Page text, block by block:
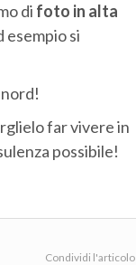
di foto in alta
esempio si
far vivere in
possibile!
Condividi l'articolo